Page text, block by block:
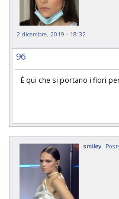
2 dicembre, 2019 - 18:32
96
È qui che si portano i fiori
smiley